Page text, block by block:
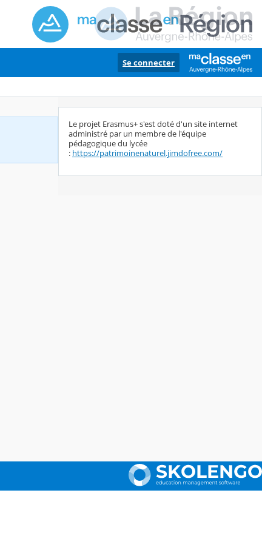
Se connecter
Le projet Erasmus+ s'est doté d'un site internet
administré par un membre de l'équipe
pédagogique du lycée
: https://patrimoinenaturel.jimdofree.com/